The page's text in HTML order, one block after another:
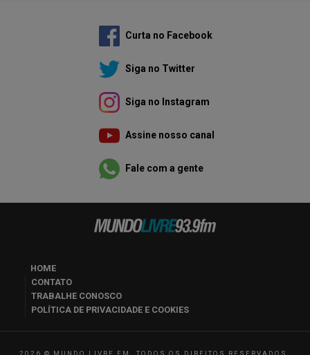
Curta no Facebook
Siga no Twitter
Siga no Instagram
Assine nosso canal
Fale com a gente
HOME
CONTATO
TRABALHE CONOSCO
POLÍTICA DE PRIVACIDADE E COOKIES
2026 © MUNDO LIVRE FM. TODOS OS DIREITOS RESERVADOS.